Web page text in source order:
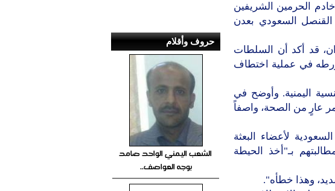
الحرمين الشريفين
السعودي بعدن
قد أكد أن السلطات
في عملية اختطاف
اليمنية. وأوضح في
عارٍ من الصحة، واصفاً
لأعضاء البعثة
بـ"أخذ الحيطة
وهذا خطأه".
حروف وأقلام
الشعب اليمني الواحد صامد
بوجه العواصف..